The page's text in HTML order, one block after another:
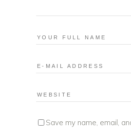
Save my name, email,